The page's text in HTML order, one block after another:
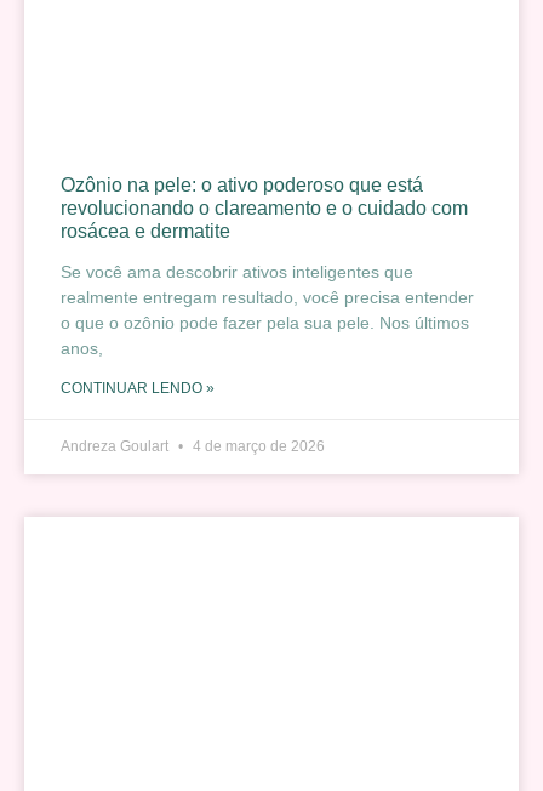
Ozônio na pele: o ativo poderoso que está
revolucionando o clareamento e o cuidado com
rosácea e dermatite
Se você ama descobrir ativos inteligentes que
realmente entregam resultado, você precisa entender
o que o ozônio pode fazer pela sua pele. Nos últimos
anos,
CONTINUAR LENDO »
Andreza Goulart 4 de março de 2026